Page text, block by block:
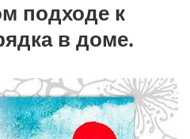
подходе к
в доме.